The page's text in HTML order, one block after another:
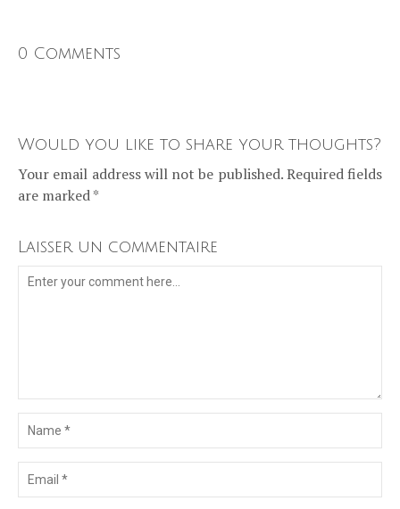
0 Comments
Would you like to share your thoughts?
Your email address will not be published. Required fields
are marked *
Laisser un commentaire